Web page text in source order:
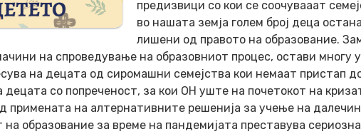
предизвици со кои се соочувааат
во нашата земја голем број деца
лишени од правото на образование.
на спроведување на образовниот процес, остави многу
на децата од сиромашни семејства кои немаат пристап
со попреченост, за кои ОН уште на почетокот на
примената на алтернативните решенија за учење на
образование за време на пандемијата преставува